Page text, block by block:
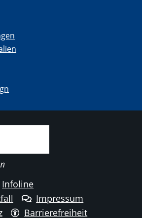
Infoline
Impressum
Barrierefreiheit